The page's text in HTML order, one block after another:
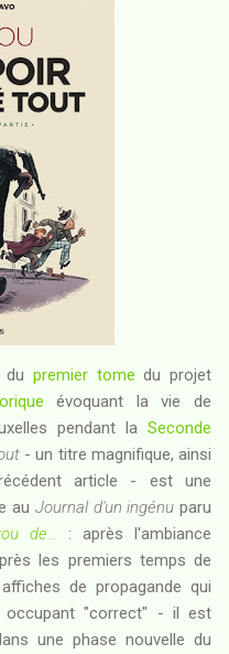
dupremier tome du projet
évoquant la vie de
pendant la Seconde
- un titre magnifique, ainsi
article - est une
au Journal d'un ingénu paru
de...
: après l'ambiance
les premiers temps de
de propagande qui
occupant "correct" - il est
une phase nouvelle du